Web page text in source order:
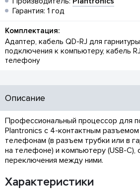
Гарантия: 1 год
Комплектация:
Адаптер, кабель QD-RJ для
подключения к компьютеру, кабель
телефону
Описание
Профессиональный процессор для
Plantronics с 4-контактным
телефонам (в разъем трубки или в
на телефоне) и компьютеру (USB-C),
переключения между ними.
Характеристики